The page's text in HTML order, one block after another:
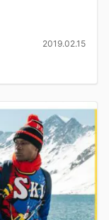
2019.02.15